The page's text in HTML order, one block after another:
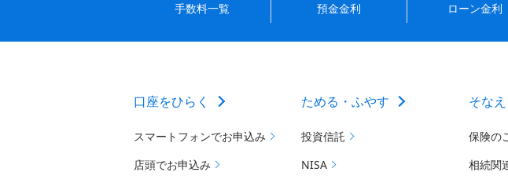
手数料一覧 預金金利 ローン金利
口座をひらく
スマートフォンでお申込み
店頭でお申込み
ためる・ふやす
投資信託
NISA
そな
保険の
相続関